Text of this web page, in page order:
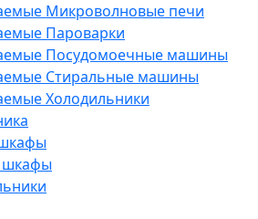
Микроволновые печи
Пароварки
Посудомоечные машины
Стиральные машины
Холодильники
шкафы